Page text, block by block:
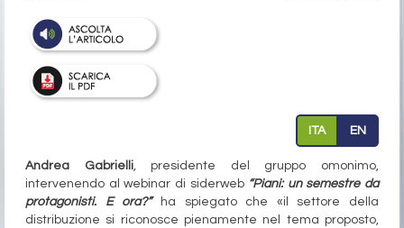
ITA EN
Andrea Gabrielli, presidente del gruppo omonimo,
intervenendo al webinar di siderweb “Piani: un semestre da
protagonisti. E ora?”
ha spiegato che «il settore della
distribuzione si riconosce pienamente nel tema proposto,